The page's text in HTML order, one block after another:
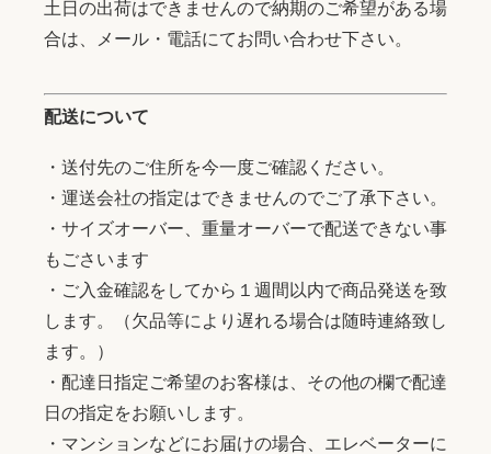
土日の出荷はできませんので納期のご希望がある場
合は、メール・電話にてお問い合わせ下さい。
配送について
・送付先のご住所を今一度ご確認ください。
・運送会社の指定はできませんのでご了承下さい。
・サイズオーバー、重量オーバーで配送できない事
もごさいます
・ご入金確認をしてから１週間以内で商品発送を致
します。（欠品等により遅れる場合は随時連絡致し
ます。）
・配達日指定ご希望のお客様は、その他の欄で配達
日の指定をお願いします。
・マンションなどにお届けの場合、エレベーターに